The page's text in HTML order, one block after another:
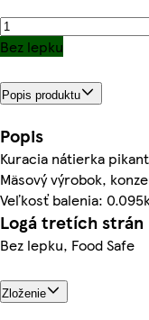
Bez lepku
Popis produktu
Popis
Kuracia nátierka
Mäsový výrobok,
Veľkosť balenia:
Logá tretích strán
Bez lepku, Food Safe
Zloženie